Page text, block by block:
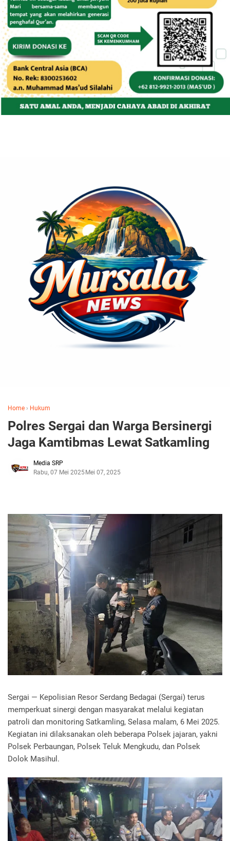
Home › Hukum
Polres Sergai dan Warga Bersinergi
Jaga Kamtibmas Lewat Satkamling
Media SRP
Rabu, 07 Mei 2025 Mei 07, 2025
Sergai — Kepolisian Resor Serdang Bedagai (Sergai) terus
memperkuat sinergi dengan masyarakat melalui kegiatan
patroli dan monitoring Satkamling, Selasa malam, 6 Mei 2025.
Kegiatan ini dilaksanakan oleh beberapa Polsek jajaran, yakni
Polsek Perbaungan, Polsek Teluk Mengkudu, dan Polsek
Dolok Masihul.